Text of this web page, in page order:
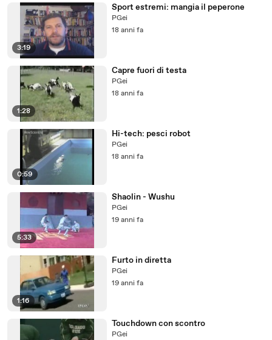
3:19
Sport estremi: mangia il peperone
PGei
18 anni fa
1:28
Capre fuori di testa
PGei
18 anni fa
0:59
Hi-tech: pesci robot
PGei
18 anni fa
5:33
Shaolin - Wushu
PGei
19 anni fa
1:16
Furto in diretta
PGei
19 anni fa
Touchdown con scontro
PGei